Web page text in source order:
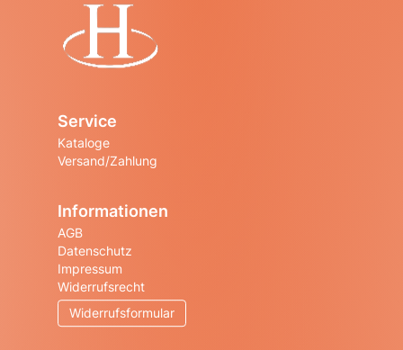
Service
Kataloge
Versand/Zahlung
Informationen
AGB
Datenschutz
Impressum
Widerrufsrecht
Widerrufsformular